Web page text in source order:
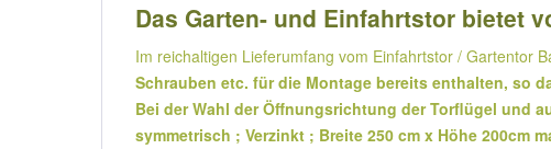
Das Garten- und Einfahrtstor bietet
Im reichaltigen Lieferumfang vom Einfahrtstor / Gartentor
Schrauben etc. für die Montage bereits enthalten, so
Bei der Wahl der Öffnungsrichtung der Torflügel und
symmetrisch ; Verzinkt ; Breite 250 cm x Höhe